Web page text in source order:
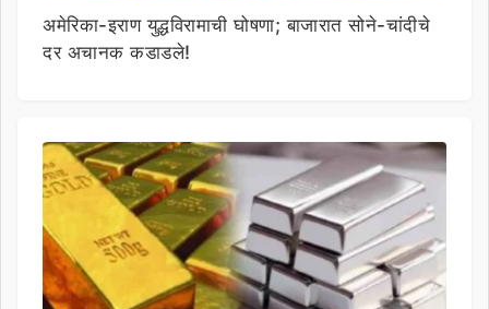
अमेरिका-इराण युद्धविरामाची घोषणा; बाजारात सोने-चांदीचे
दर अचानक कडाडले!